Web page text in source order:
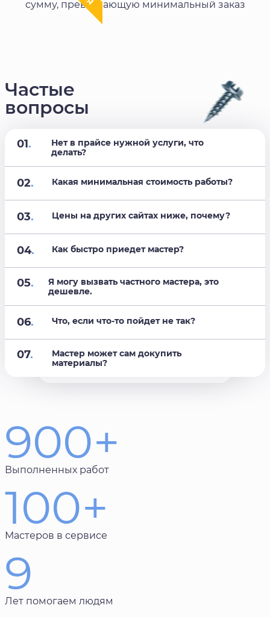
сумму, превышающую минимальный заказ
Частые
вопросы
01.
Нет в прайсе нужной услуги, что
делать?
02. Какая минимальная стоимость работы?
03. Цены на других сайтах ниже, почему?
04. Как быстро приедет мастер?
05.
Я могу вызвать частного мастера, это
дешевле.
06. Что, если что-то пойдет не так?
07.
Мастер может сам докупить
материалы?
900+
Выполненных работ
100+
Мастеров в сервисе
9
Лет помогаем людям